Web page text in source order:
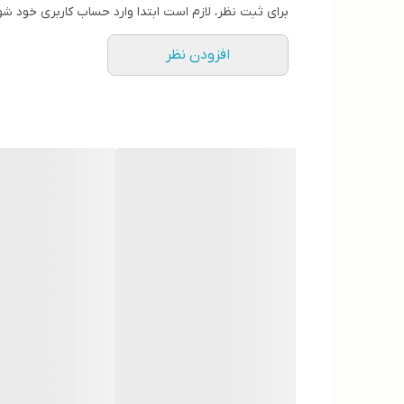
برای ثبت نظر، لازم است ابتدا وارد حساب کاربری خود
افزودن نظر